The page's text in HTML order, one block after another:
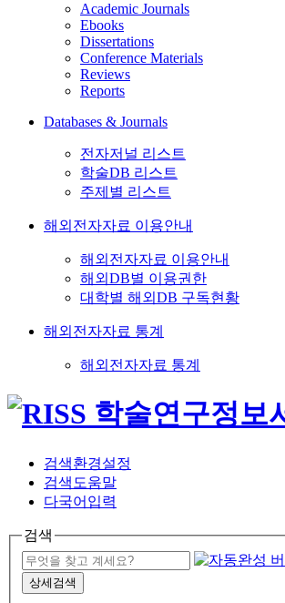
Academic Journals
Ebooks
Dissertations
Conference Materials
Reviews
Reports
Databases & Journals
전자저널 리스트
학술DB 리스트
주제별 리스트
해외전자자료 이용안내
해외전자자료 이용안내
해외DB별 이용권한
대학별 해외DB 구독현황
해외전자자료 통계
해외전자자료 통계
검색환경설정
검색도움말
다국어입력
검색
상세검색